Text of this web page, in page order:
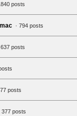
posts
· 794 posts
637 posts
posts
377 posts